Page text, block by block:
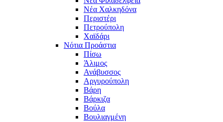
Νέα Χαλκηδόνα
Περιστέρι
Πετρούπολη
Χαϊδάρι
Νότια Προάστια
Πίσω
Άλιμος
Ανάβυσσος
Αργυρούπολη
Βάρη
Βάρκιζα
Βούλα
Βουλιαγμένη